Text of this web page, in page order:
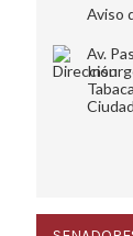
Aviso
Av.